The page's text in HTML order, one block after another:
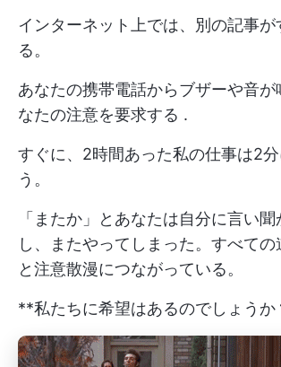
インターネット上では、別の記事が
る。
あなたの携帯電話からブザーや音が
なたの注意を要求する .
すぐに、2時間あった私の仕事は2
う。
「またか」とあなたは自分に言い
し、またやってしまった。すべての
と注意散漫につながっている。
**私たちに希望はあるのでしょうか